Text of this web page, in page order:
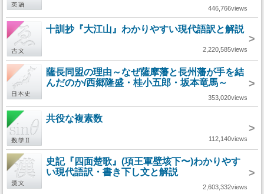
446,766views
十訓抄『大江山』わかりやすい現代語訳と解説
>
2,220,585views
薩長同盟の理由～なぜ薩摩藩と長州藩が手を結
んだのか/西郷隆盛・桂小五郎・坂本竜馬～
>
353,020views
共役な複素数
>
112,140views
史記『四面楚歌』(項王軍壁垓下〜)わかりやす
い現代語訳・書き下し文と解説
>
2,603,332views